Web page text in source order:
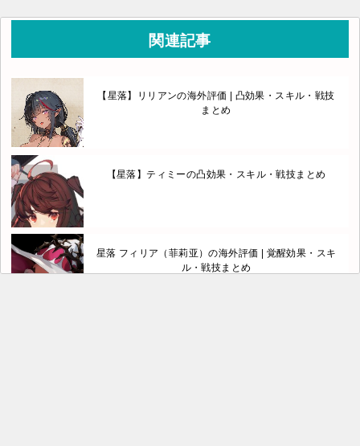
関連記事
【星落】リリアンの海外評価 | 凸効果・スキル・戦技
まとめ
【星落】ティミーの凸効果・スキル・戦技まとめ
星落 フィリア（菲莉亚）の海外評価 | 覚醒効果・スキ
ル・戦技まとめ